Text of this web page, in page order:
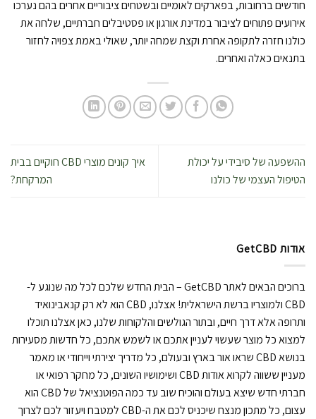
חודשים ברחובות, בפארקים לאומיים ובשטחים ציבוריים אחרים בהם נערכו
אירועים פתוחים לציבור במדינת אורגון או פסטיבלים חברתיים, שלחה את
כולנו חזרה לתקופה אחרת וקצת שמחה יותר, שאולי באמת צפויה לחזור
בתנאים כאלה ואחרים.
ההשפעה של סיבידי על יכולת
הטיפול העצמי של כולנו
איך קונים מוצרי CBD חוקיים בבית
המרקחת?
אודות GetCBD
ברוכים הבאים לאתר GetCBD – הבית החדש שלכם לכל מה שנוגע ל-
CBD ולמוצריו ברשת הישראלית! אצלנו, CBD הוא לא רק קנאבינואיד
ותרופה אלא דרך חיים, ובתור הגולשים והלקוחות שלנו, כאן אצלנו תוכלו
למצוא כל מוצר שעשוי לעניין אתכם או לשמש אתכם, כל חדשות מסעירות
בנושא CBD שראו אור בארץ ובעולם, כל מדריך יצירתי וייחודי או מאמר
מעניין ששווה לקרוא אודות CBD ושימושיו השונים, כל מחקר רפואי או
חברתי חדש שיצא בעולם והוכיח שוב עד כמה הפוטנציאל של CBD הוא
עצום, כל מתכון מנצח שיכניס לכם את ה-CBD למטבח ויעזור לכם לצרוך